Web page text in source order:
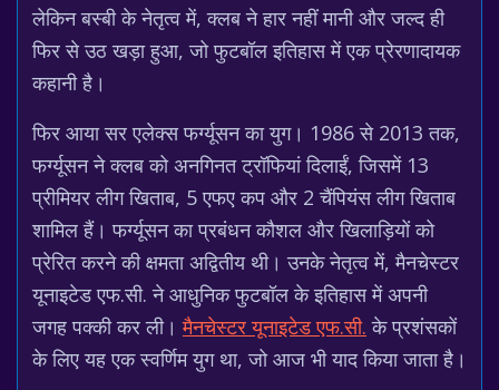
लेकिन बस्बी के नेतृत्व में, क्लब ने हार नहीं मानी और जल्द ही
फिर से उठ खड़ा हुआ, जो फुटबॉल इतिहास में एक प्रेरणादायक
कहानी है।
फिर आया सर एलेक्स फर्ग्यूसन का युग। 1986 से 2013 तक,
फर्ग्यूसन ने क्लब को अनगिनत ट्रॉफियां दिलाईं, जिसमें 13
प्रीमियर लीग खिताब, 5 एफए कप और 2 चैंपियंस लीग खिताब
शामिल हैं। फर्ग्यूसन का प्रबंधन कौशल और खिलाड़ियों को
प्रेरित करने की क्षमता अद्वितीय थी। उनके नेतृत्व में, मैनचेस्टर
यूनाइटेड एफ.सी. ने आधुनिक फुटबॉल के इतिहास में अपनी
जगह पक्की कर ली।मैनचेस्टर यूनाइटेड एफ.सी. के प्रशंसकों
के लिए यह एक स्वर्णिम युग था, जो आज भी याद किया जाता है।